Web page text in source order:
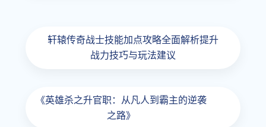
轩辕传奇战士技能加点攻略全面解析提升
战力技巧与玩法建议
《英雄杀之升官职：从凡人到霸主的逆袭
之路》